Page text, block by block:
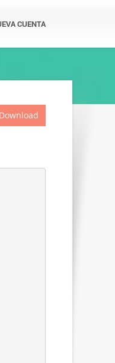
CUENTA
Download